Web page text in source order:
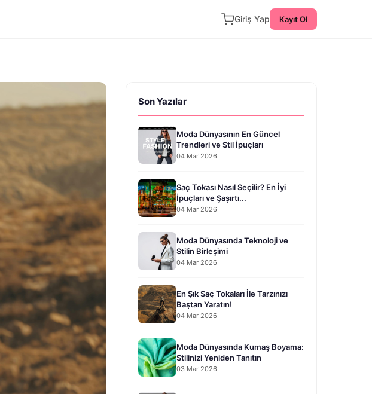
Giriş Yap Kayıt Ol
Son Yazılar
Moda Dünyasının En Güncel
Trendleri ve Stil İpuçları
04 Mar 2026
Saç Tokası Nasıl Seçilir? En İyi
İpuçları ve Şaşırtı...
04 Mar 2026
Moda Dünyasında Teknoloji ve
Stilin Birleşimi
04 Mar 2026
En Şık Saç Tokaları İle Tarzınızı
Baştan Yaratın!
04 Mar 2026
Moda Dünyasında Kumaş Boyama:
Stilinizi Yeniden Tanıtın
03 Mar 2026